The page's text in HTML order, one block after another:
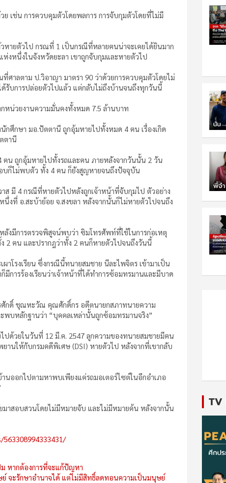
เช่น การควบคุมตัวโดยพลการ การจับกุมตัวโดยที่ไม่มี
ายตัวไป กรณที่ 1 เป็นกรณีที่หลายฅนน่าจะเคยได้ยินมาก
ห่งหนึ่งในจังหวัดยะลา เขาถูกจับกุมและหายตัวไป
ศาลตาม ป.วิอาญา มาตรา 90 ว่าด้วยการควบคุมตัวโดยไม่
รับการปล่อยตัวไปแล้ว แต่กลับไม่ถึงบ้านจนถึงทุกวันนี้
กหน่วยงานความมั่นคงทั้งหมด 7.5 ล้านบาท
กษา มอ.ปัตตานี ถูกอุ้มหายไปทั้งหมด 4 ฅน เรื่องเกิด
ตานี
ฅน ถูกอุ้มหายไปทั้งรถและฅน ภายหลังจากวันนั้น 2 วัน
บก็ไม่พบตัว ทั้ง 4 ฅน ก็ยังสูญหายจนถึงปัจจุบัน
ส มี 4 กรณีที่หายตัวไปหลังถูกเจ้าหน้าที่จับกุมไป ตัวอย่าง
งที่ อ.สะบ้าย้อย จ.สงขลา หลังจากนั้นก็ไม่หายตัวไปจนถึง
ลังมีการตรวจพิสูจน์พบว่า ซิมโทรศัพท์ที่ใช้ในการก่อเหตุ
2 ฅน และปรากฎว่าทั้ง 2 ฅนก็หายตัวไปจนถึงวันนี้
โรงเรียน ซึ่งกรณีนี้ทนายสมชาย นีละไพจิตร เข้ามาเป็น
การร้องเรียนว่าเจ้าหน้าที่ได้ทำการซ้อมทรมานและมีบาด
ศักดิ์ ชุณหะวัณ คุณศักดิ์กร อดีตนายกสภาทนายความ
บหลักฐานว่า “บุคคลเหล่านั้นถูกซ้อมทรมานจริง”
ปด้วยในวันที่ 12 มี.ค. 2547 ลูกความของทนายสมชายมีฅน
นให้กับกรมคดีพิเศษ (DSI) หายตัวไป หลังจากที่เขากลับ
นออกไปตามหาพบเพียงแค่รถมอเตอร์ไซต์ในอีกอำเภอ
าสอบสวนโดยไม่มีหมายจับ และไม่มีหมายค้น หลังจากนั้น
หากต้องการที่จะแก้ปัญหา
จะรักษาอำนาจได้ แต่ไม่มีสิทธิ์ลดทอนความเป็นมนุษย์
TV